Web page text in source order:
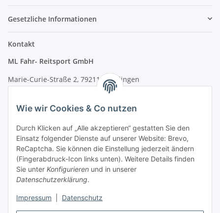
Wie wir Cookies & Co nutzen
Durch Klicken auf „Alle akzeptieren“ gestatten Sie den
Einsatz folgender Dienste auf unserer Website: Brevo,
ReCaptcha. Sie können die Einstellung jederzeit ändern
(Fingerabdruck-Icon links unten). Weitere Details finden
Sie unter Konfigurieren und in unserer
Datenschutzerklärung.
Impressum Datenschutz
Gesetzliche Informationen
Kontakt
ML Fahr- Reitsport GmbH
Marie-Curie-Straße 2, 79211 Denzlingen
Nach Terminvereinbarung können Sie gerne bei uns im Lager
vorbeikommen
Zahlungsarten